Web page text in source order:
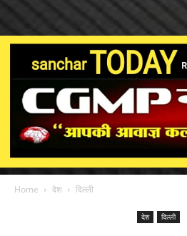
Home देश दिल्ली
देश दिल्ली